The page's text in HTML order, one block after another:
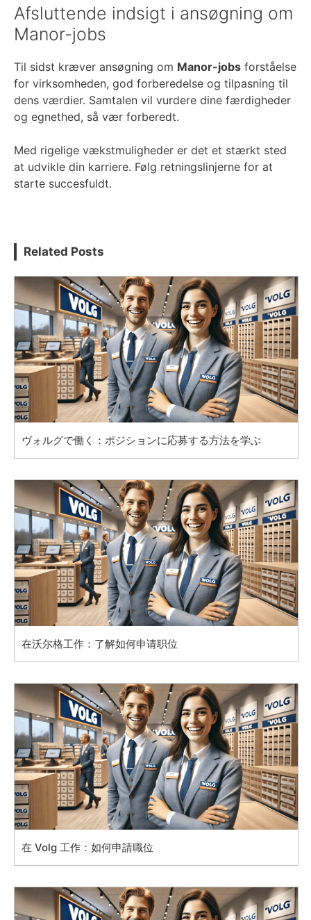
Afsluttende indsigt i ansøgning om
Manor-jobs
Til sidst kræver ansøgning om Manor-jobs forståelse
for virksomheden, god forberedelse og tilpasning til
dens værdier. Samtalen vil vurdere dine færdigheder
og egnethed, så vær forberedt.
Med rigelige vækstmuligheder er det et stærkt sted
at udvikle din karriere. Følg retningslinjerne for at
starte succesfuldt.
Related Posts
ヴォルグで働く：ポジションに応募する方法を学ぶ
在沃尔格工作：了解如何申请职位
在 Volg 工作：如何申請職位